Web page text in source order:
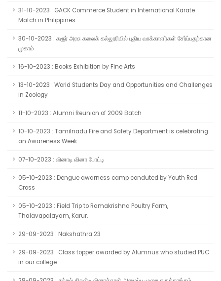
31-10-2023 : GACK Commerce Student in International Karate
Match in Philippines
30-10-2023 : கரூர் அரசு கலைக் கல்லூரியில் புதிய வாக்காளர்கள் சேர்ப்பதற்கான
முகாம்
16-10-2023 : Books Exhibition by Fine Arts
13-10-2023 : World Students Day and Opportunities and Challenges
in Zoology
11-10-2023 : Alumni Reunion of 2009 Batch
10-10-2023 : Tamilnadu Fire and Safety Department is celebrating
an Awareness Week
07-10-2023 : வினாடி வினா போட்டி
05-10-2023 : Dengue awarness camp conduted by Youth Red
Cross
05-10-2023 : Field Trip to Ramakrishna Poultry Farm,
Thalavapalayam, Karur.
29-09-2023 : Nakshathra 23
29-09-2023 : Class topper awarded by Alumnus who studied PUC
in our college